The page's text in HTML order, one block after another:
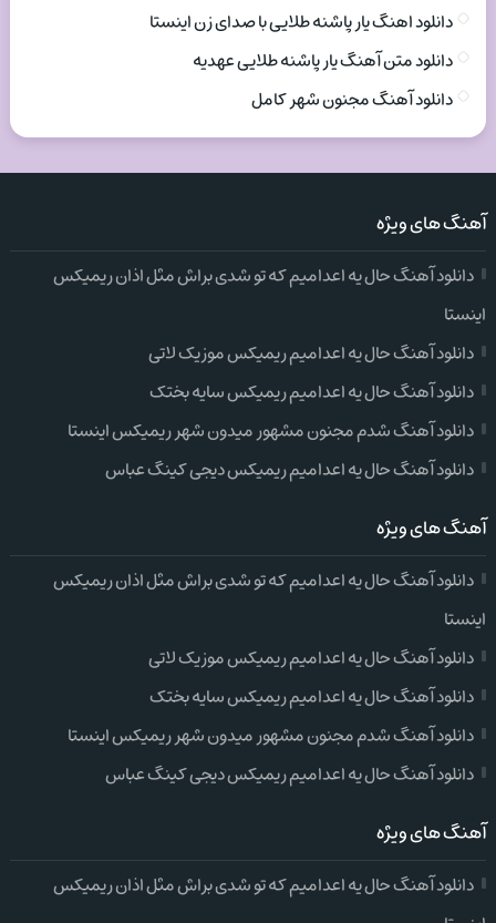
دانلود اهنگ یار پاشنه طلایی با صدای زن اینستا
دانلود متن آهنگ یار پاشنه طلایی عهدیه
دانلود آهنگ مجنون شهر کامل
آهنگ های ویژه
دانلود آهنگ حال یه اعدامیم که تو شدی براش مثل اذان ریمیکس
اینستا
دانلود آهنگ حال یه اعدامیم ریمیکس موزیک لاتی
دانلود آهنگ حال یه اعدامیم ریمیکس سایه بختک
دانلود آهنگ شدم مجنون مشهور میدون شهر ریمیکس اینستا
دانلود آهنگ حال یه اعدامیم ریمیکس دیجی کینگ عباس
آهنگ های ویژه
دانلود آهنگ حال یه اعدامیم که تو شدی براش مثل اذان ریمیکس
اینستا
دانلود آهنگ حال یه اعدامیم ریمیکس موزیک لاتی
دانلود آهنگ حال یه اعدامیم ریمیکس سایه بختک
دانلود آهنگ شدم مجنون مشهور میدون شهر ریمیکس اینستا
دانلود آهنگ حال یه اعدامیم ریمیکس دیجی کینگ عباس
آهنگ های ویژه
دانلود آهنگ حال یه اعدامیم که تو شدی براش مثل اذان ریمیکس